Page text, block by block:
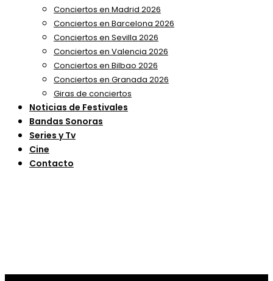
Conciertos en Madrid 2026
Conciertos en Barcelona 2026
Conciertos en Sevilla 2026
Conciertos en Valencia 2026
Conciertos en Bilbao 2026
Conciertos en Granada 2026
Giras de conciertos
Noticias de Festivales
Bandas Sonoras
Series y Tv
Cine
Contacto